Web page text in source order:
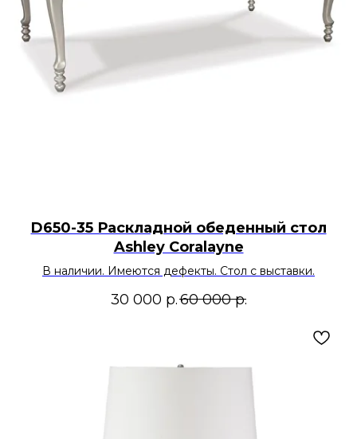
D650-35 Раскладной обеденный стол
Ashley Coralayne
В наличии. Имеются дефекты. Стол с выставки.
30 000 р.60 000 р.